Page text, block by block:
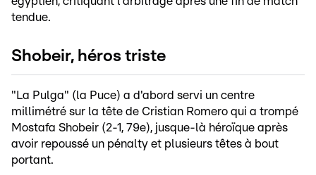
tendue.
Shobeir, héros triste
"La Pulga" (la Puce) a d'abord servi un centre
millimétré sur la tête de Cristian Romero qui a trompé
Mostafa Shobeir (2-1, 79e), jusque-là héroïque après
avoir repoussé un pénalty et plusieurs têtes à bout
portant.